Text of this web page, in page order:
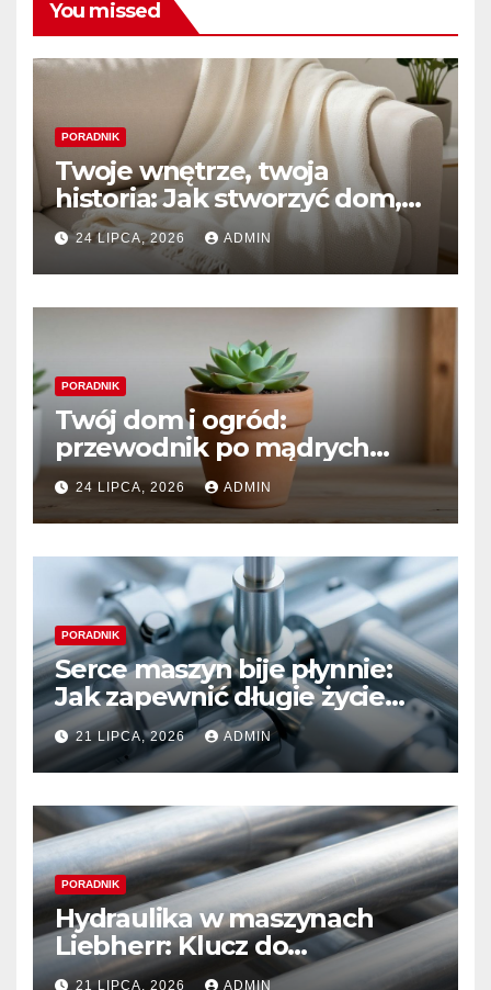
You missed
PORADNIK
Twoje wnętrze, twoja
historia: Jak stworzyć dom,
który naprawdę kochasz
24 LIPCA, 2026 ADMIN
PORADNIK
Twój dom i ogród:
przewodnik po mądrych
wyborach i trwałym pięknie
24 LIPCA, 2026 ADMIN
PORADNIK
Serce maszyn bije płynnie:
Jak zapewnić długie życie
systemom hydraulicznym
Sauer Danfoss
21 LIPCA, 2026 ADMIN
PORADNIK
Hydraulika w maszynach
Liebherr: Klucz do
niezawodności i optymalnej
21 LIPCA, 2026 ADMIN